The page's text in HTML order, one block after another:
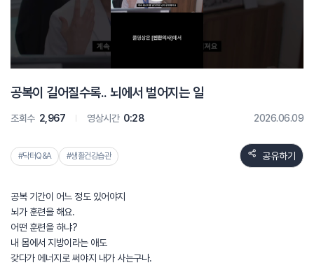
공복이 길어질수록.. 뇌에서 벌어지는 일
조회수 2,967 영상시간 0:28 2026.06.09
#닥터Q&A #생활건강습관 공유하기
공복 기간이 어느 정도 있어야지
뇌가 훈련을 해요.
어떤 훈련을 하냐?
내 몸에서 지방이라는 애도
갖다가 에너지로 써야지 내가 사는구나.